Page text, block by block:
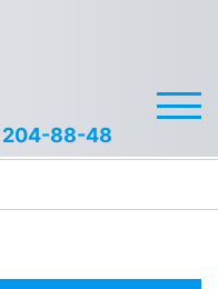
204-88-48